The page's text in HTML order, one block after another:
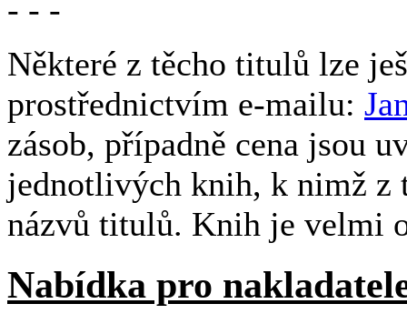
- - -
Některé z těcho titulů lze
prostřednictvím e-mailu:
zásob, případně cena jsou
jednotlivých knih, k nimž z
názvů titulů. Knih je velmi
Nabídka pro